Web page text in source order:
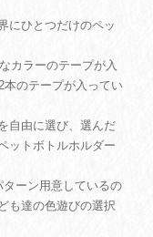
にひとつだけのペッ
カラーのテープが入
本のテープが入ってい
自由に選び、選んだ
ットボトルホルダー
ーン用意しているの
も達の色遊びの選択